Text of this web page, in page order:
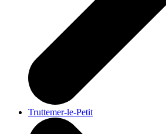
Truttemer-le-Petit